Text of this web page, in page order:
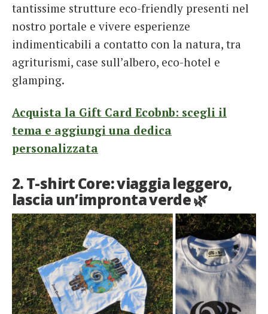
tantissime strutture eco-friendly presenti nel
nostro portale e vivere esperienze
indimenticabili a contatto con la natura, tra
agriturismi, case sull’albero, eco-hotel e
glamping.
Acquista la Gift Card Ecobnb: scegli il
tema e aggiungi una dedica
personalizzata
2. T-shirt Core: viaggia leggero,
lascia un’impronta verde 🌿